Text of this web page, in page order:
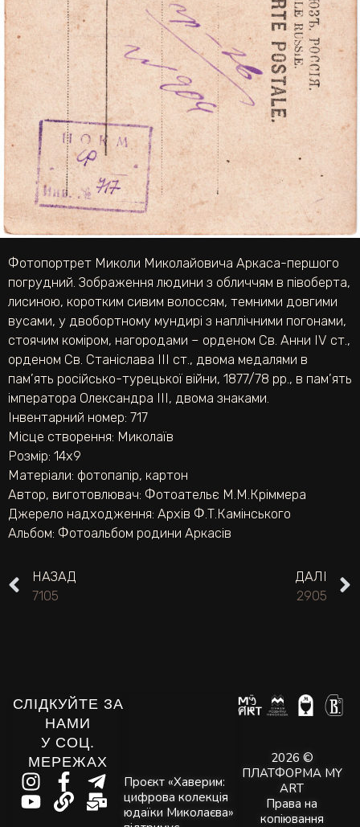
Фотопортрет Миколи Миколайовича Аркаса-першого
погрудний. Зображення людини з обличчям в півоберта,
лисиною, коротким сивим волоссям, темними довгими
вусами, у двобортному мундирі з наплічними погонами,
стоячим коміром, нагородами – орденом Св. Анни IV ст.,
орденом Св. Станіслава ІІІ ст., двома медалями в
пам’ять російсько-турецької війни, 1877/78 рр., в пам’ять
імператора Олександра ІІІ, двома знаками.
Інвентарний номер: 717
Місце створення: Миколаїв
Розмір: 14х9
Матеріали: фотопапір, картон
Автор, виготовлювач: Фотоательє М.М.Кріммера
Джерело надходження: Архів Ф.Т.Камінського
Альбом: Фотоальбом родини Аркасів
НАЗАД
7105
ДАЛІ
2905
2026 ©
ПЛАТФОРМА MY
ART
Права на
копіювання
Проєкт «Хаверим:
цифрова колекція
юдаїки Миколаєва»
СЛІДКУЙТЕ ЗА
НАМИ
У СОЦ.
МЕРЕЖАХ